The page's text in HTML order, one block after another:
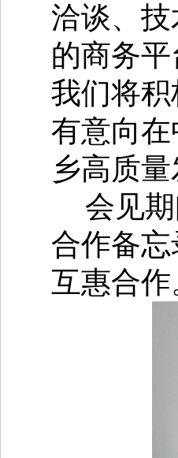
洽谈、
的商务
我们将
有意向
乡高质
会见
合作备
互惠合作